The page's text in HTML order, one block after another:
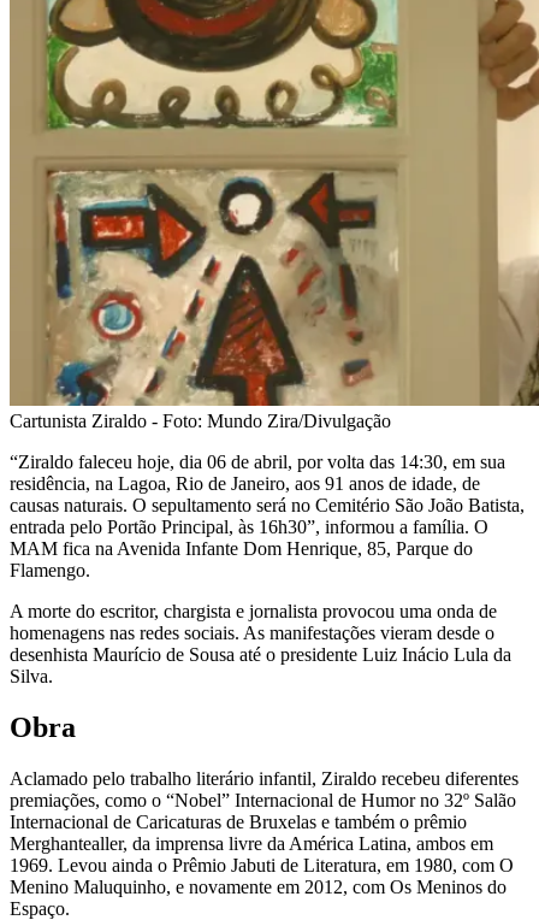
Cartunista Ziraldo - Foto: Mundo Zira/Divulgação
“Ziraldo faleceu hoje, dia 06 de abril, por volta das 14:30, em sua
residência, na Lagoa, Rio de Janeiro, aos 91 anos de idade, de
causas naturais. O sepultamento será no Cemitério São João Batista,
entrada pelo Portão Principal, às 16h30”, informou a família. O
MAM fica na Avenida Infante Dom Henrique, 85, Parque do
Flamengo.
A morte do escritor, chargista e jornalista provocou uma onda de
homenagens nas redes sociais. As manifestações vieram desde o
desenhista Maurício de Sousa até o presidente Luiz Inácio Lula da
Silva.
Obra
Aclamado pelo trabalho literário infantil, Ziraldo recebeu diferentes
premiações, como o “Nobel” Internacional de Humor no 32º Salão
Internacional de Caricaturas de Bruxelas e também o prêmio
Merghantealler, da imprensa livre da América Latina, ambos em
1969. Levou ainda o Prêmio Jabuti de Literatura, em 1980, com O
Menino Maluquinho, e novamente em 2012, com Os Meninos do
Espaço.